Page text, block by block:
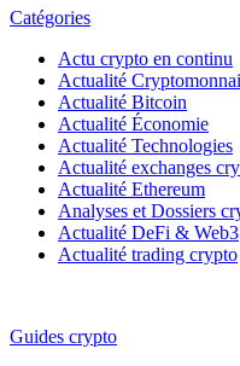
Catégories
Actu crypto en continu
Actualité
Actualité Bitcoin
Actualité Économie
Actualité Technologies
Actualité exchanges
Actualité Ethereum
Analyses et Dossiers
Actualité DeFi & Web3
Actualité trading crypto
Guides crypto